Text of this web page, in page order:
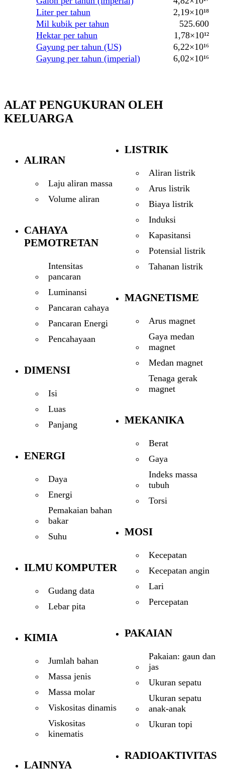
Liter per tahun
2,19×10¹⁸
Mil kubik per tahun
525.600
Hektar per tahun
1,78×10¹²
Gayung per tahun (US)
6,22×10¹⁶
Gayung per tahun (imperial)
6,02×10¹⁶
ALAT PENGUKURAN OLEH
KELUARGA
ALIRAN
Laju aliran massa
Volume aliran
CAHAYA
PEMOTRETAN
Intensitas
pancaran
Luminansi
Pancaran cahaya
Pancaran Energi
Pencahayaan
DIMENSI
Isi
Luas
Panjang
ENERGI
Daya
Energi
Pemakaian bahan
bakar
Suhu
ILMU KOMPUTER
Gudang data
Lebar pita
KIMIA
Jumlah bahan
Massa jenis
Massa molar
Viskositas dinamis
Viskositas
kinematis
LAINNYA
LISTRIK
Aliran listrik
Arus listrik
Biaya listrik
Induksi
Kapasitansi
Potensial listrik
Tahanan listrik
MAGNETISME
Arus magnet
Gaya medan
magnet
Medan magnet
Tenaga gerak
magnet
MEKANIKA
Berat
Gaya
Indeks massa
tubuh
Torsi
MOSI
Kecepatan
Kecepatan angin
Lari
Percepatan
PAKAIAN
Pakaian: gaun dan
jas
Ukuran sepatu
Ukuran sepatu
anak-anak
Ukuran topi
RADIOAKTIVITAS